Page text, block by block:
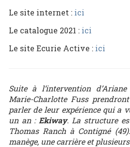
Le site internet : ici
Le catalogue 2021 : ici
Le site Ecurie Active : ici
Suite à l’intervention
Marie-Charlotte Fuss
parler de leur expérience qui a
un an : Ekiway. La structure
Thomas Ranch à Contigné
manège, une carrière et